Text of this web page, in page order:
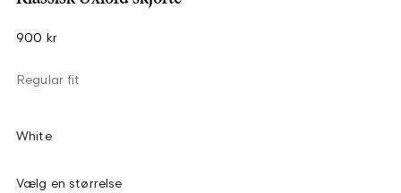
900 kr
Regular fit
White
Vælg en størrelse